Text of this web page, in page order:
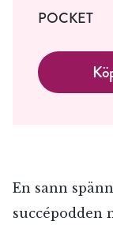
POCKET
En sann
succépodden